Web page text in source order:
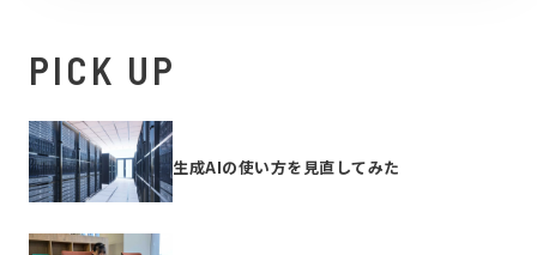
PICK UP
生成AIの使い方を見直してみた